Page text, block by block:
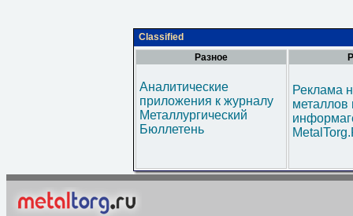
Classified
Разное
Аналитические
приложения к журналу
Металлургический
Бюллетень
Реклама
металлов